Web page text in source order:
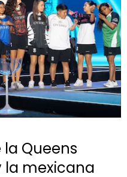
Queens
la mexicana